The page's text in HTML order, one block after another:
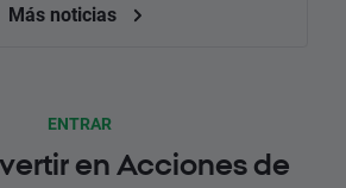
Más noticias
ENTRAR
en Acciones de